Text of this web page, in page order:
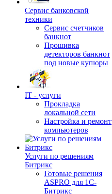
Сервис банковской
техники
Сервис счетчиков
банкнот
Прошивка
детекторов банкнот
под новые купюры
IT - услуги
Прокладка
локальной сети
Настройка и ремонт
компьютеров
Услуги по решениям
Битрикс
Готовые решения
ASPRO для 1С-
Битрикс